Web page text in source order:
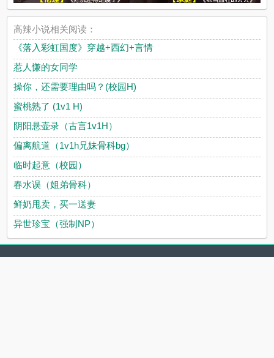
高辣小说相关阅读：
《落入彩虹国度》穿越+西幻+言情
惹人慊的女同学
操你，还需要理由吗？(校园H)
蜜桃熟了 (1v1 H)
阴阳悬壶录（古言1v1H）
偏离航道（1v1h兄妹骨科bg）
临时起意（校园）
春水误（姐弟骨科）
鲜奶甩卖，买一送妻
异世珍宝（强制NP）